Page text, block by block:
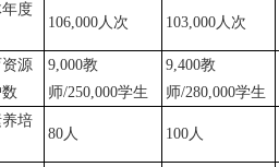
度
106,000人次 103,000人次
源
9,000教
师/250,000学生
9,400教
师/280,000学生
培
80人 100人